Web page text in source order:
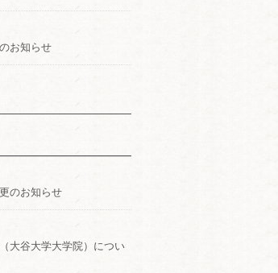
お知らせ
のお知らせ
大谷大学大学院）につい